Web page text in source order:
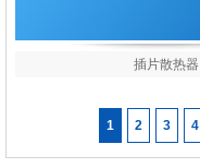
插片散热器
1 2 3 4